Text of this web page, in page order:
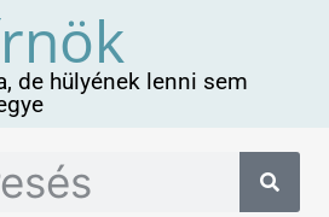
de hülyének lenni sem